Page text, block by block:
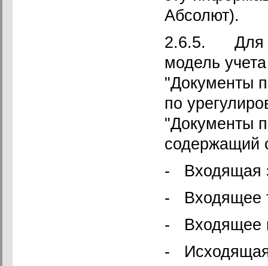
Абсолют).
2.6.5. Для
модель
"Документы
по
"Документы
содержащий
- Входящая
- Входящее
- Входящее
- Исходящая